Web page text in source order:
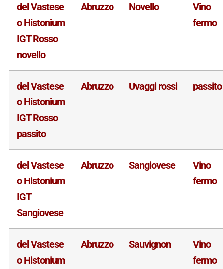
del Vastese
o Histonium
IGT Rosso
novello
Abruzzo Novello
Vino
fermo
del Vastese
o Histonium
IGT Rosso
passito
Abruzzo Uvaggi rossi passito
del Vastese
o Histonium
IGT
Sangiovese
Abruzzo Sangiovese
Vino
fermo
del Vastese
o Histonium
Abruzzo Sauvignon
Vino
fermo